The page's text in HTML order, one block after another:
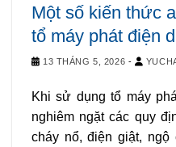
Một số kiến thức
tổ máy phát điện
13 THÁNG 5, 2026 -
Khi sử dụng tổ máy
nghiêm ngặt các quy
cháy nổ, điện giật,